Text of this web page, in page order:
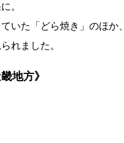
。
いた「どら焼き」のほか、
れました。
地方》